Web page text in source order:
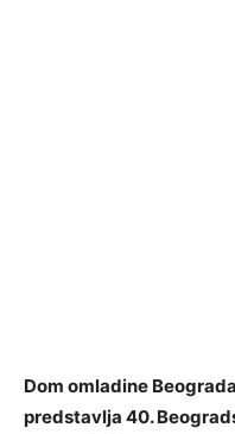
Dom omladine
predstavlja 40.